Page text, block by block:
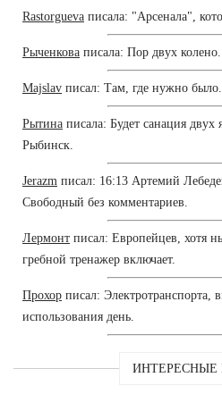
Rastorgueva писала: "Арсенала",
Рыченкова писала: Пор двух колено.
Majslav писал: Там, где нужно было.
Рытина писала: Будет санация двух
Рыбинск.
Jerazm писал: 16:13 Артемий
Свободный без комментариев.
Лермонт писал: Европейцев, хотя
гребной тренажер включает.
Прохор писал: Электротранспорта,
использования день.